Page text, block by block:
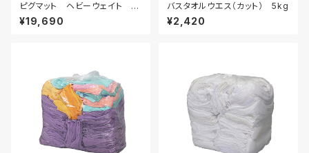
ピグマット ヘビーウェイト 5
0枚入り
¥19,690
バスタオルウエス（カット） 5kg
¥2,420